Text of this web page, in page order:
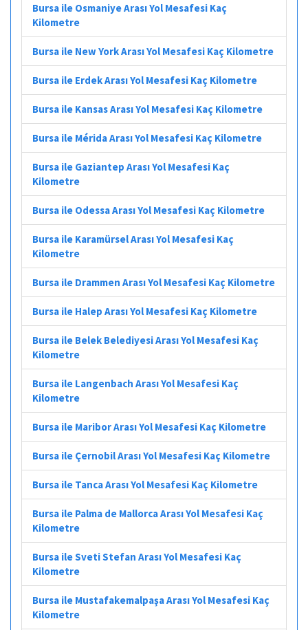
Bursa ile Osmaniye Arası Yol Mesafesi Kaç
Kilometre
Bursa ile New York Arası Yol Mesafesi Kaç Kilometre
Bursa ile Erdek Arası Yol Mesafesi Kaç Kilometre
Bursa ile Kansas Arası Yol Mesafesi Kaç Kilometre
Bursa ile Mérida Arası Yol Mesafesi Kaç Kilometre
Bursa ile Gaziantep Arası Yol Mesafesi Kaç
Kilometre
Bursa ile Odessa Arası Yol Mesafesi Kaç Kilometre
Bursa ile Karamürsel Arası Yol Mesafesi Kaç
Kilometre
Bursa ile Drammen Arası Yol Mesafesi Kaç Kilometre
Bursa ile Halep Arası Yol Mesafesi Kaç Kilometre
Bursa ile Belek Belediyesi Arası Yol Mesafesi Kaç
Kilometre
Bursa ile Langenbach Arası Yol Mesafesi Kaç
Kilometre
Bursa ile Maribor Arası Yol Mesafesi Kaç Kilometre
Bursa ile Çernobil Arası Yol Mesafesi Kaç Kilometre
Bursa ile Tanca Arası Yol Mesafesi Kaç Kilometre
Bursa ile Palma de Mallorca Arası Yol Mesafesi Kaç
Kilometre
Bursa ile Sveti Stefan Arası Yol Mesafesi Kaç
Kilometre
Bursa ile Mustafakemalpaşa Arası Yol Mesafesi Kaç
Kilometre